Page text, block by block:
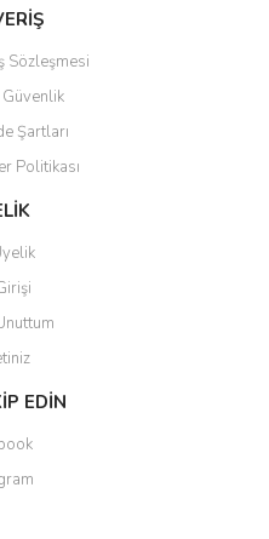
Sözleşmesi
Şartları
Politikası
EDİN